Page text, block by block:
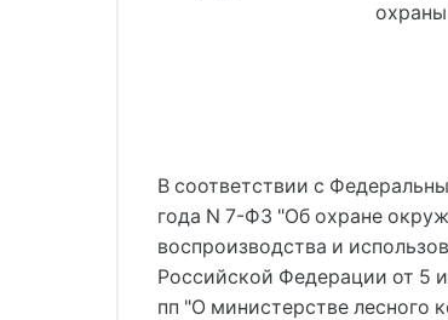
охраны
В соответствии с
года N 7-ФЗ "Об охране
воспроизводства и
Российской Федерации от 5
пп "О министерстве лесного